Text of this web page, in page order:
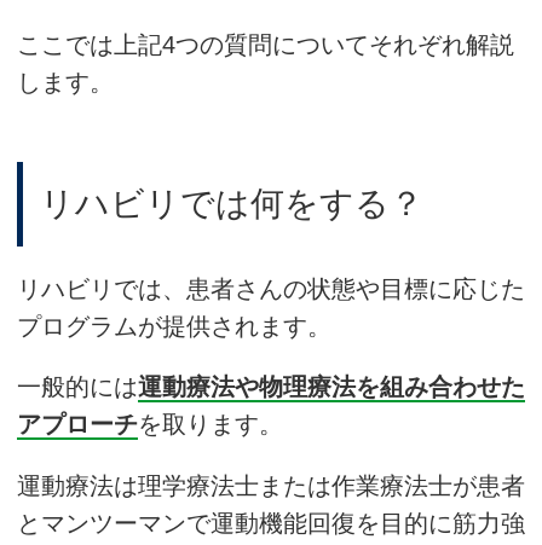
ここでは上記4つの質問についてそれぞれ解説
します。
リハビリでは何をする？
リハビリでは、患者さんの状態や目標に応じた
プログラムが提供されます。
一般的には運動療法や物理療法を組み合わせた
アプローチを取ります。
運動療法は理学療法士または作業療法士が患者
とマンツーマンで運動機能回復を目的に筋力強